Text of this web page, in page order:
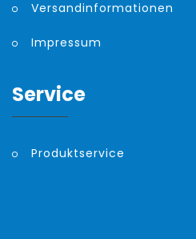
Versandinformationen
Impressum
Service
Produktservice